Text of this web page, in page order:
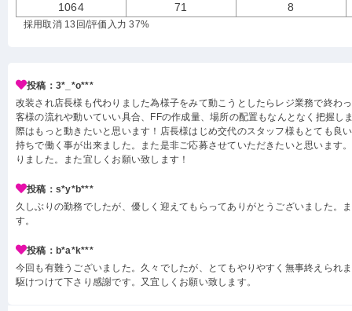
1064 71 8
採用取消 13回/評価入力 37%
投稿：3*_*o***
改装され店長様も代わりました為様子をみて動こうとしたらレジ業務で終わ
客様の流れや動いていい具合、FFの作成量、場所の配置もなんとなく把握し
際はもっと動きたいと思います！店長様はじめ交代のスタッフ様もとても良
持ちで働く事が出来ました。また是非ご応募させていただきたいと思います
りました。また宜しくお願い致します！
投稿：s*y*b***
久しぶりの勤務でしたが、優しく迎えてもらってありがとうございました。
す。
投稿：b*a*k***
今回も有難うございました。久々でしたが、とてもやりやすく無事終えられ
駆けつけて下さり感謝です。又宜しくお願い致します。